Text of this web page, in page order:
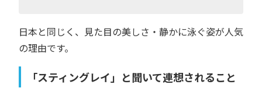
日本と同じく、見た目の美しさ・静かに泳ぐ姿が人気
の理由です。
「スティングレイ」と聞いて連想されること